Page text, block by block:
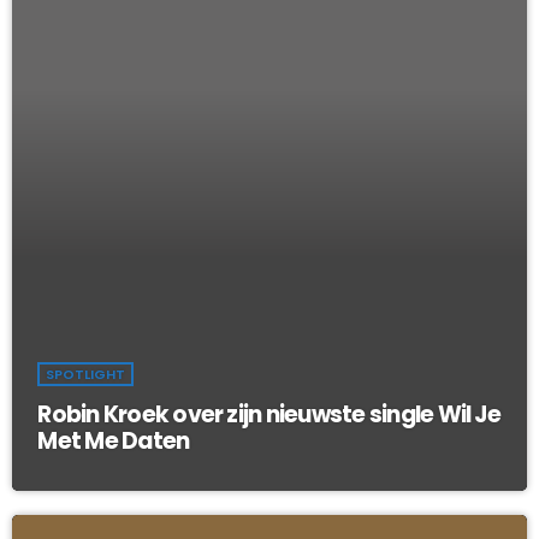
SPOTLIGHT
Robin Kroek over zijn nieuwste single Wil Je
Met Me Daten